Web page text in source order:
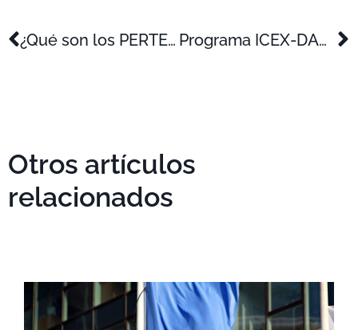
¿Qué son los PERTE y cómo conseguir financiación? Programa ICEX-DANA
Otros artículos
relacionados